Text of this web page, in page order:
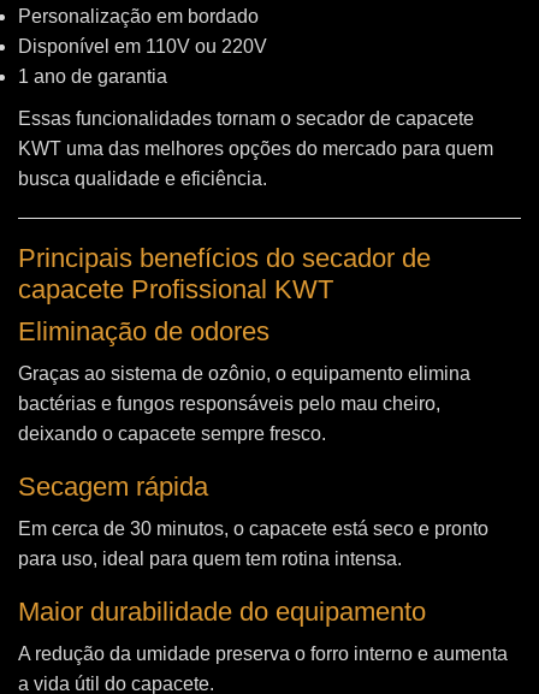
Personalização em bordado
Disponível em 110V ou 220V
1 ano de garantia
Essas funcionalidades tornam o secador de capacete
KWT uma das melhores opções do mercado para quem
busca qualidade e eficiência.
Principais benefícios do secador de
capacete Profissional KWT
Eliminação de odores
Graças ao sistema de ozônio, o equipamento elimina
bactérias e fungos responsáveis pelo mau cheiro,
deixando o capacete sempre fresco.
Secagem rápida
Em cerca de 30 minutos, o capacete está seco e pronto
para uso, ideal para quem tem rotina intensa.
Maior durabilidade do equipamento
A redução da umidade preserva o forro interno e aumenta
a vida útil do capacete.